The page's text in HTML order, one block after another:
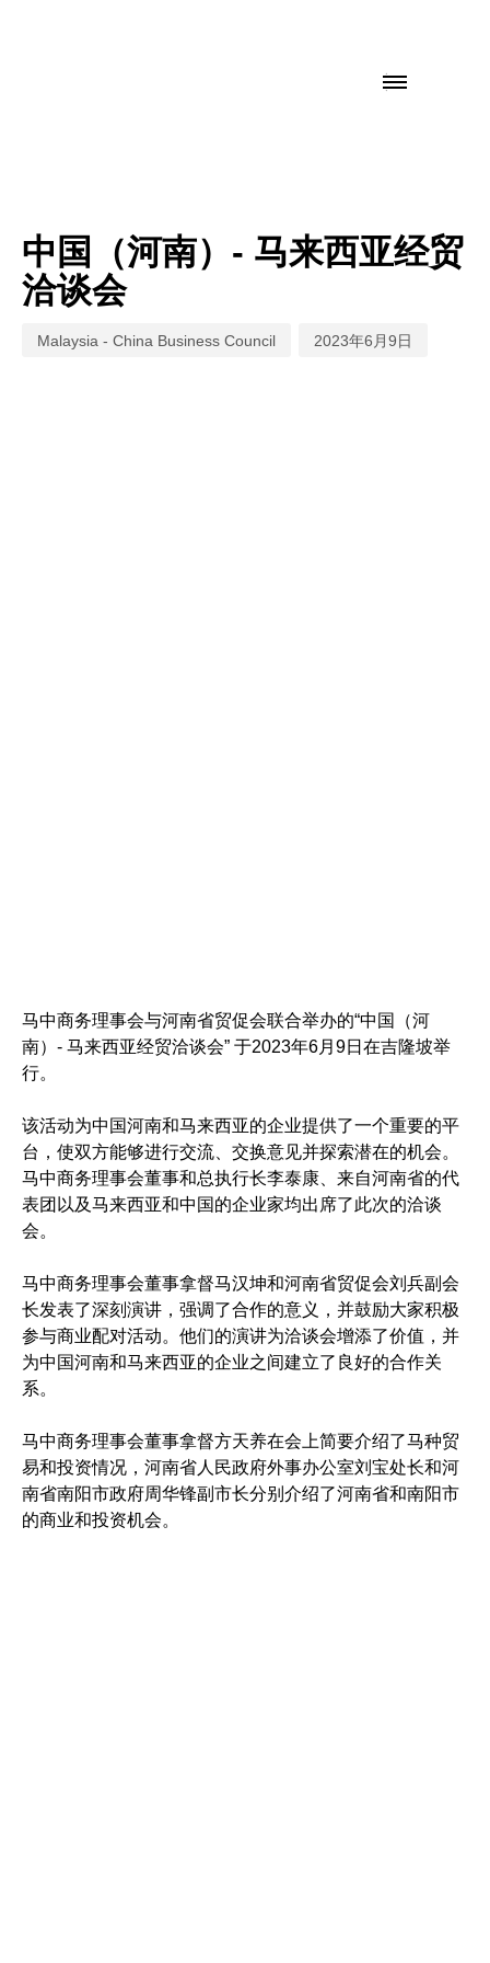
中国（河南）- 马来西亚经贸
洽谈会
Malaysia - China Business Council 2023年6月9日
马中商务理事会与河南省贸促会联合举办的“中国（河
南）- 马来西亚经贸洽谈会” 于2023年6月9日在吉隆坡举
行。
该活动为中国河南和马来西亚的企业提供了一个重要的平
台，使双方能够进行交流、交换意见并探索潜在的机会。
马中商务理事会董事和总执行长李泰康、来自河南省的代
表团以及马来西亚和中国的企业家均出席了此次的洽谈
会。
马中商务理事会董事拿督马汉坤和河南省贸促会刘兵副会
长发表了深刻演讲，强调了合作的意义，并鼓励大家积极
参与商业配对活动。他们的演讲为洽谈会增添了价值，并
为中国河南和马来西亚的企业之间建立了良好的合作关
系。
马中商务理事会董事拿督方天养在会上简要介绍了马种贸
易和投资情况，河南省人民政府外事办公室刘宝处长和河
南省南阳市政府周华锋副市长分别介绍了河南省和南阳市
的商业和投资机会。